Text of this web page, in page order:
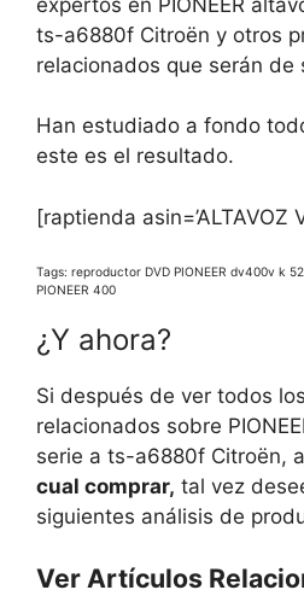
ts-a6880f Citroën y otros
relacionados que serán de
Han estudiado a fondo
este es el resultado.
[raptienda asin=’ALTAVOZ
Tags: reproductor DVD PIONEER dv400v k
PIONEER 400
¿Y ahora?
Si después de ver todos
relacionados sobre
serie a ts-a6880f Citroën,
cual comprar, tal vez
siguientes análisis de
Ver Artículos